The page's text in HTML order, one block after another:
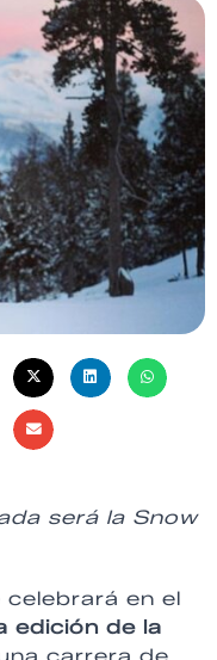
será la Snow
en el
edición de la